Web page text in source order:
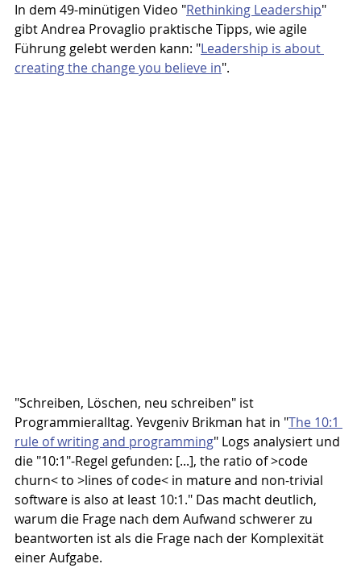
In dem 49-minütigen Video "Rethinking Leadership"
gibt Andrea Provaglio praktische Tipps, wie agile
Führung gelebt werden kann: "Leadership is about
creating the change you believe in".
"Schreiben, Löschen, neu schreiben" ist
Programmieralltag. Yevgeniv Brikman hat in "The 10:1
rule of writing and programming" Logs analysiert und
die "10:1"-Regel gefunden: [...], the ratio of >code
churn< to >lines of code< in mature and non-trivial
software is also at least 10:1." Das macht deutlich,
warum die Frage nach dem Aufwand schwerer zu
beantworten ist als die Frage nach der Komplexität
einer Aufgabe.